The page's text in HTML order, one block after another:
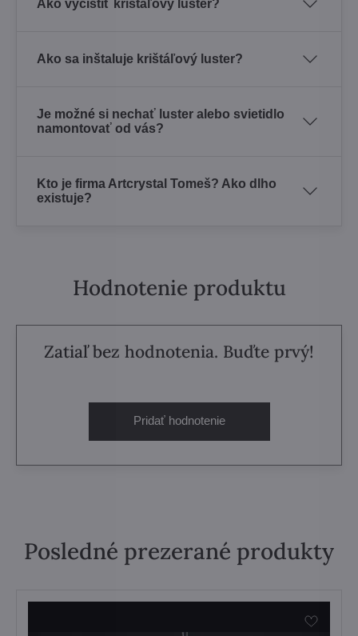
Ako vyčistiť krištáľový luster?
Ako sa inštaluje krištáľový luster?
Je možné si nechať luster alebo svietidlo
namontovať od vás?
Kto je firma Artcrystal Tomeš? Ako dlho
existuje?
Hodnotenie produktu
Zatiaľ bez hodnotenia. Buďte prvý!
Pridať hodnotenie
Posledné prezerané produkty